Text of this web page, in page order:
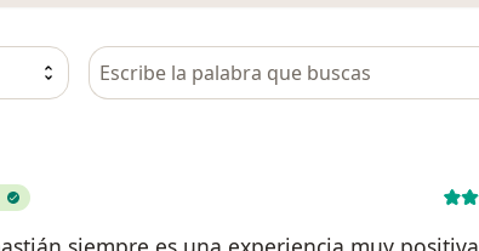
Busca en opiniones